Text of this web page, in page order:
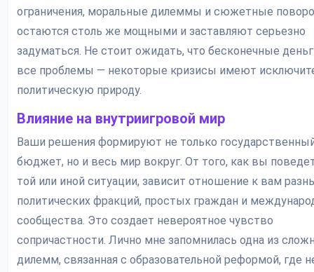
ограничения, моральные дилеммы и сюжетные
остаются столь же мощными и заставляют серьезно
задуматься. Не стоит ожидать, что бесконечные
все проблемы — некоторые кризисы имеют
политическую природу.
Влияние на внутриигровой мир
Ваши решения формируют не только
бюджет, но и весь мир вокруг. От того, как вы
той или иной ситуации, зависит отношение к вам
политических фракций, простых граждан и
сообщества. Это создает невероятное чувство
сопричастности. Лично мне запомнилась одна из
дилемм, связанная с образовательной реформой, где